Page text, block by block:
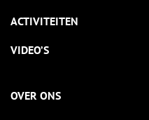
ACTIVITEITEN
VIDEO’S
OVER ONS